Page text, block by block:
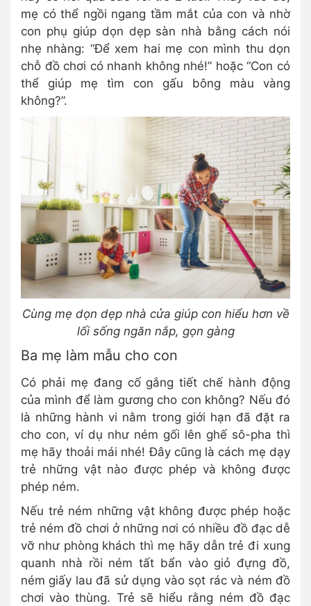
mẹ có thể ngồi ngang tầm mắt của con và nhờ
con phụ giúp dọn dẹp sàn nhà bằng cách nói
nhẹ nhàng: “Để xem hai mẹ con mình thu dọn
chỗ đồ chơi có nhanh không nhé!” hoặc “Con có
thể giúp mẹ tìm con gấu bông màu vàng
không?”.
Cùng mẹ dọn dẹp nhà cửa giúp con hiểu hơn về
lối sống ngăn nắp, gọn gàng
Ba mẹ làm mẫu cho con
Có phải mẹ đang cố gắng tiết chế hành động
của mình để làm gương cho con không? Nếu đó
là những hành vi nằm trong giới hạn đã đặt ra
cho con, ví dụ như ném gối lên ghế sô-pha thì
mẹ hãy thoải mái nhé! Đây cũng là cách mẹ dạy
trẻ những vật nào được phép và không được
phép ném.
Nếu trẻ ném những vật không được phép hoặc
trẻ ném đồ chơi ở những nơi có nhiều đồ đạc dễ
vỡ như phòng khách thì mẹ hãy dẫn trẻ đi xung
quanh nhà rồi ném tất bẩn vào giỏ đựng đồ,
ném giấy lau đã sử dụng vào sọt rác và ném đồ
chơi vào thùng. Trẻ sẽ hiểu rằng ném đồ đạc